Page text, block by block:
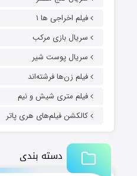
فیلم اخراجی ها ۱
سریال بازی مرکب
سریال پوست شیر
فیلم زن‌ها فرشته‌اند
فیلم متری شیش و نیم
کالکشن فیلم‌های هری پاتر
دسته بندی